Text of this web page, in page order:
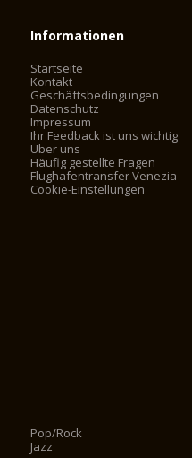
Informationen
Startseite
Kontakt
Geschäftsbedingungen
Datenschutz
Impressum
Ihr Feedback ist uns wichtig
Über uns
Häufig gestellte Fragen
Flughafentransfer Venezia
Cookie-Einstellungen
Pop/Rock
Jazz